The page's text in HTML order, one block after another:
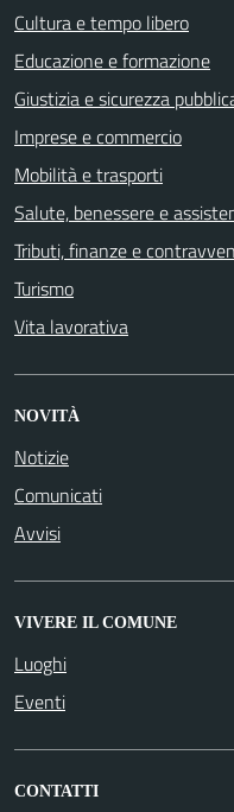
Cultura e tempo libero
Educazione e formazione
Giustizia e sicurezza
Imprese e commercio
Mobilità e trasporti
Salute, benessere e
Tributi, finanze e
Turismo
Vita lavorativa
NOVITÀ
Notizie
Comunicati
Avvisi
VIVERE IL COMUNE
Luoghi
Eventi
CONTATTI